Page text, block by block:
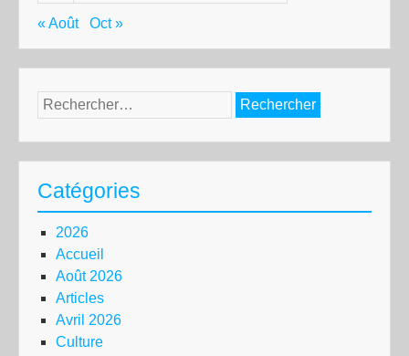
« Août Oct »
Rechercher :
Catégories
2026
Accueil
Août 2026
Articles
Avril 2026
Culture